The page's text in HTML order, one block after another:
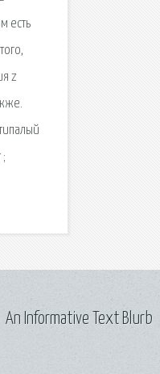
есть
z
An Informative Text Blurb